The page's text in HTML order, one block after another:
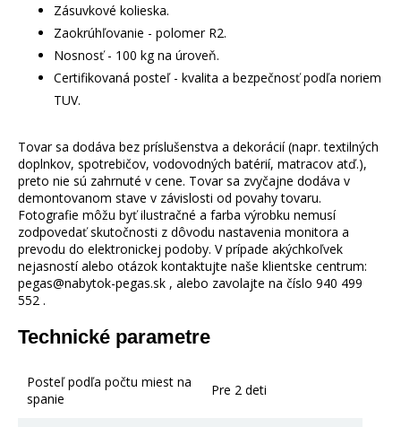
Zásuvkové kolieska.
Zaokrúhľovanie - polomer R2.
Nosnosť - 100 kg na úroveň.
Certifikovaná posteľ - kvalita a bezpečnosť podľa noriem
TUV.
Tovar sa dodáva bez príslušenstva a dekorácií (napr. textilných
doplnkov, spotrebičov, vodovodných batérií, matracov atď.),
preto nie sú zahrnuté v cene. Tovar sa zvyčajne dodáva v
demontovanom stave v závislosti od povahy tovaru.
Fotografie môžu byť ilustračné a farba výrobku nemusí
zodpovedať skutočnosti z dôvodu nastavenia monitora a
prevodu do elektronickej podoby. V prípade akýchkoľvek
nejasností alebo otázok kontaktujte naše klientske centrum:
pegas@nabytok-pegas.sk , alebo zavolajte na číslo 940 499
552 .
Technické parametre
Posteľ podľa počtu miest na
spanie
Pre 2 deti